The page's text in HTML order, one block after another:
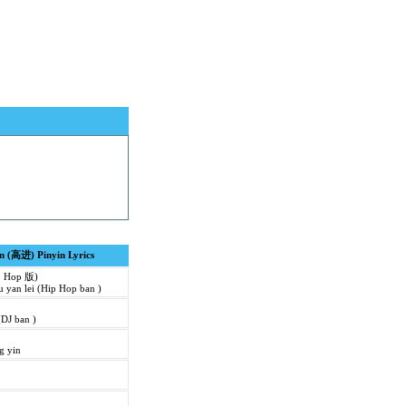
(高进) Pinyin Lyrics
Hop 版)
yan lei (Hip Hop ban )
ban )
yin